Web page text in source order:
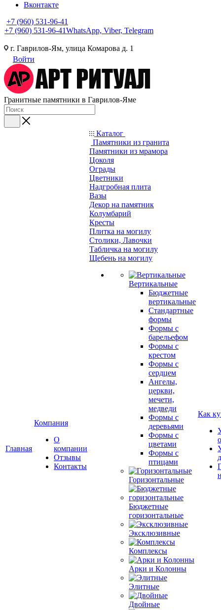
Вконтакте
+7 (960) 531-96-41
+7 (960) 531-96-41WhatsApp, Viber, Telegram
г. Гаврилов-Ям, улица Комарова д. 1
Войти
Гранитные памятники в Гаврилов-Яме
Главная
Компания
О
компании
Отзывы
Контакты
Каталог
Памятники из гранита
Памятники из мрамора
Цоколя
Ограды
Цветники
Надгробная плита
Вазы
Декор на памятник
Колумбарий
Кресты
Плитка на могилу
Столики, Лавочки
Табличка на могилу
Щебень на могилу
Вертикальные
Бюджетные
вертикальные
Стандартные
формы
Формы с
барельефом
Формы с
крестом
Формы с
сердцем
Ангелы,
церкви,
мечети,
медведи
Формы с
деревьями
Формы с
цветами
Формы с
птицами
Горизонтальные
Бюджетные
горизонтальные
Эксклюзивные
Комплексы
Арки и Колонны
Элитные
Двойные
Как